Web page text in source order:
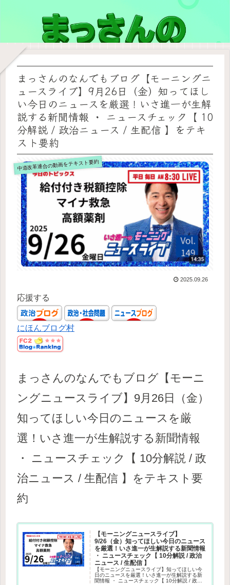
まっさんのなんでもブログ【モーニングニ
ュースライブ】9月26日（金）知ってほし
い今日のニュースを厳選！いさ進一が生解
説する新聞情報 ・ ニュースチェック【 10
分解説 / 政治ニュース / 生配信 】をテキ
スト要約
中道改革連合の動画をテキスト要約
2025.09.26
応援する
にほんブログ村
まっさんのなんでもブログ【モーニ
ングニュースライブ】 9月 26日（金）
知ってほしい今日のニュースを厳
選！いさ進一が生解説する新聞情報
・ ニュースチェック【 10分解説 / 政
治ニュース / 生配信 】をテキスト要
約
【モーニングニュースライブ】
9/26（金）知ってほしい今日のニュース
を厳選！いさ進一が生解説する新聞情報
・ ニュースチェック【 10分解説 / 政治
ニュース / 生配信 】
【モーニングニュースライブ】知ってほしい今
日のニュースを厳選！いさ進一が生解説する新
聞情報 ・ ニュースチェック【 10分解説 / 政治